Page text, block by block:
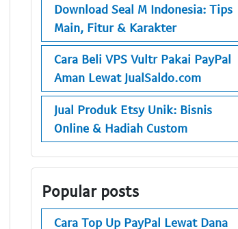
Download Seal M Indonesia: Tips
Main, Fitur & Karakter
Cara Beli VPS Vultr Pakai PayPal
Aman Lewat JualSaldo.com
Jual Produk Etsy Unik: Bisnis
Online & Hadiah Custom
Popular posts
Cara Top Up PayPal Lewat Dana